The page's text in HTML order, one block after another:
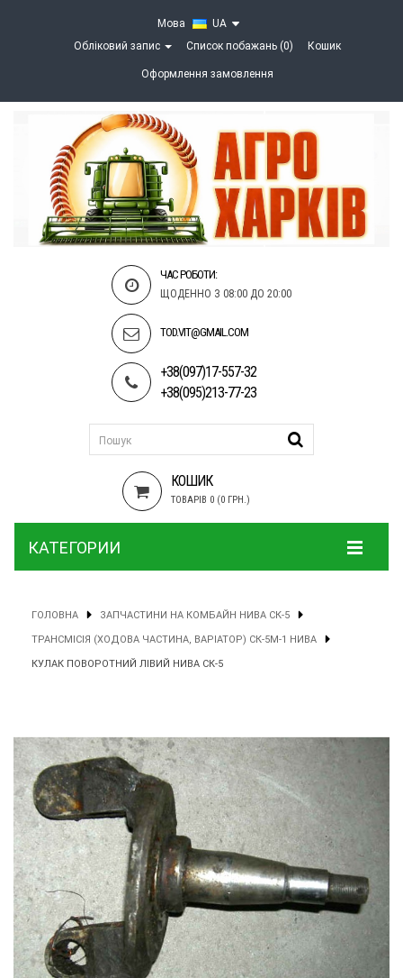
Мова
UA
Обліковий запис
Список побажань (0) Кошик
Оформлення замовлення
ЧАС РОБОТИ:
ЩОДЕННО З 08:00 ДО 20:00
TOD.VIT@GMAIL.COM
+38(097)17-557-32
+38(095)213-77-23
КОШИК
ТОВАРІВ 0 (0 ГРН.)
КАТЕГОРИИ
ГОЛОВНА ЗАПЧАСТИНИ НА КОМБАЙН НИВА СК-5
ТРАНСМІСІЯ (ХОДОВА ЧАСТИНА, ВАРІАТОР) СК-5М-1 НИВА
КУЛАК ПОВОРОТНИЙ ЛІВИЙ НИВА СК-5